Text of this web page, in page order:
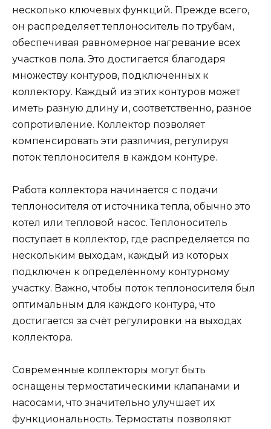
несколько ключевых функций. Прежде всего,
он распределяет теплоноситель по трубам,
обеспечивая равномерное нагревание всех
участков пола. Это достигается благодаря
множеству контуров, подключенных к
коллектору. Каждый из этих контуров может
иметь разную длину и, соответственно, разное
сопротивление. Коллектор позволяет
компенсировать эти различия, регулируя
поток теплоносителя в каждом контуре.
Работа коллектора начинается с подачи
теплоносителя от источника тепла, обычно это
котел или тепловой насос. Теплоноситель
поступает в коллектор, где распределяется по
нескольким выходам, каждый из которых
подключен к определённому контурному
участку. Важно, чтобы поток теплоносителя был
оптимальным для каждого контура, что
достигается за счёт регулировки на выходах
коллектора.
Современные коллекторы могут быть
оснащены термостатическими клапанами и
насосами, что значительно улучшает их
функциональность. Термостаты позволяют